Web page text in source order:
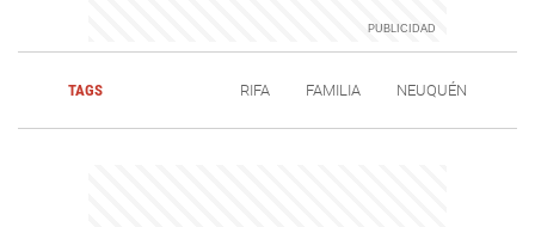
TAGS RIFA FAMILIA NEUQUÉN